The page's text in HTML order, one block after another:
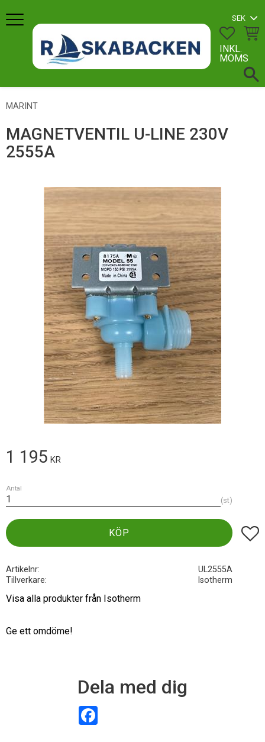
Meny
INKL.
MOMS
MARINT
MAGNETVENTIL U-LINE 230V
2555A
1 195 KR
Antal
st
KÖP Lägg
Artikelnr
UL2555A
Tillverkare
Isotherm
Visa alla produkter från Isotherm
Ge ett omdöme!
Dela med dig